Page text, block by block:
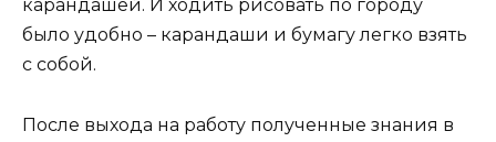
карандашей. И ходить рисовать по городу
было удобно – карандаши и бумагу легко взять
с собой.
После выхода на работу полученные знания в